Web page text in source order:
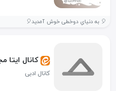
🎈 به دنیایِ دوخطی خوش آمدید🎈
کانال ایتا
کانال ادبی